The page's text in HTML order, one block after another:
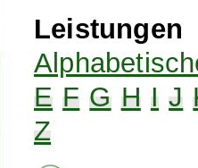
Leistungen
E F G H I J
Z